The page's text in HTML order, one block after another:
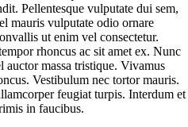
Pellentesque vulputate dui sem,
mauris vulputate odio ornare
ut enim vel consectetur.
rhoncus ac sit amet ex. Nunc
auctor massa tristique. Vivamus
Vestibulum nec tortor mauris.
feugiat turpis. Interdum et
in faucibus.